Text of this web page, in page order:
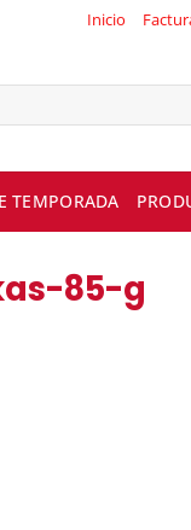
Inicio
TEMPORADA
85-g